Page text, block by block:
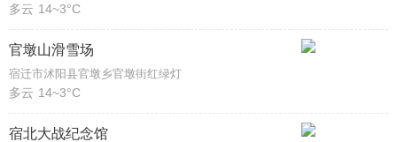
多云 14~3°C
官墩山滑雪场
宿迁市沭阳县官墩乡官墩街红绿灯
多云 14~3°C
宿北大战纪念馆